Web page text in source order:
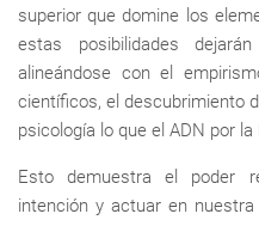
superior que domine los
estas posibilidades
alineándose con el
científicos, el descubrimiento
psicología lo que el ADN por la
Esto demuestra el poder
intención y actuar en